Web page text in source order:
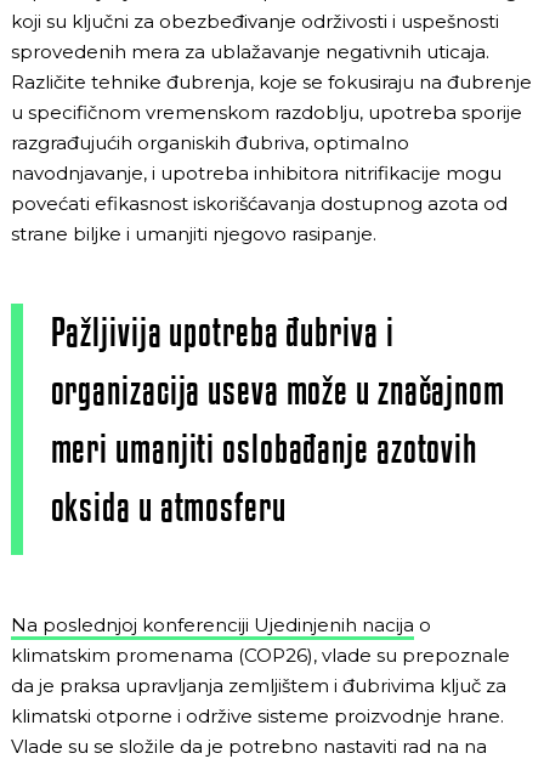
koji su ključni za obezbeđivanje održivosti i uspešnosti
sprovedenih mera za ublažavanje negativnih uticaja.
Različite tehnike đubrenja, koje se fokusiraju na đubrenje
u specifičnom vremenskom razdoblju, upotreba sporije
razgrađujućih organiskih đubriva, optimalno
navodnjavanje, i upotreba inhibitora nitrifikacije mogu
povećati efikasnost iskorišćavanja dostupnog azota od
strane biljke i umanjiti njegovo rasipanje.
Pažljivija upotreba đubriva i
organizacija useva može u značajnom
meri umanjiti oslobađanje azotovih
oksida u atmosferu
Na poslednjoj konferenciji Ujedinjenih nacija o
klimatskim promenama (COP26), vlade su prepoznale
da je praksa upravljanja zemljištem i đubrivima ključ za
klimatski otporne i održive sisteme proizvodnje hrane.
Vlade su se složile da je potrebno nastaviti rad na na